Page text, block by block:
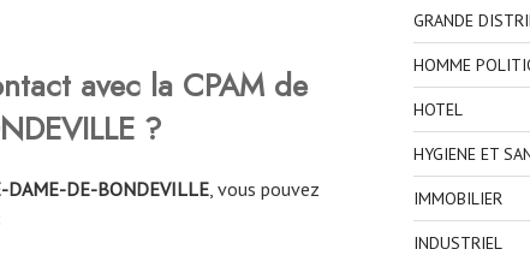
avec la CPAM de
?
DAME-DE-BONDEVILLE , vous pouvez
GRANDE
HOMME
HOTEL
HYGIENE ET
IMMOBILIER
INDUSTRIEL